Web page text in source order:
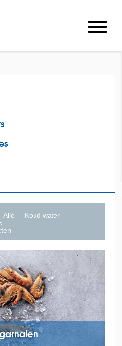
Alle
Koud water